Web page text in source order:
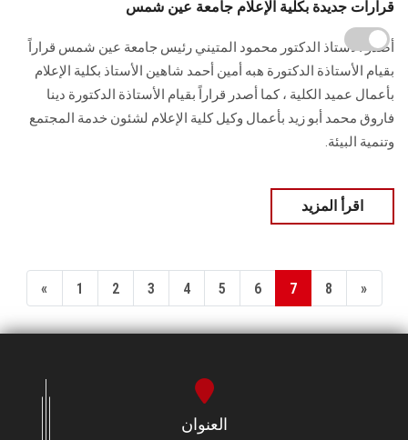
قرارات جديدة بكلية الإعلام جامعة عين شمس
أصدر الأستاذ الدكتور محمود المتيني رئيس جامعة عين شمس قراراً
بقيام الأستاذة الدكتورة هبه أمين أحمد شاهين الأستاذ بكلية الإعلام
بأعمال عميد الكلية ، كما أصدر قراراً بقيام الأستاذة الدكتورة دينا
فاروق محمد أبو زيد بأعمال وكيل كلية الإعلام لشئون خدمة المجتمع
وتنمية البيئة.
اقرأ المزيد
« 1 2 3 4 5 6 7 8 »
العنوان